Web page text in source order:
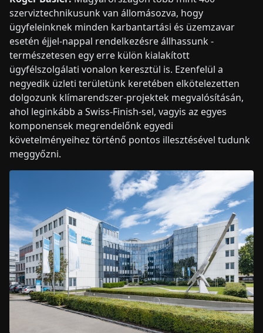
szerviztechnikusunk van állomásozva, hogy
ügyfeleinknek minden karbantartási és üzemzavar
esetén éjjel-nappal rendelkezésre állhassunk -
természetesen egy erre külön kialakított
ügyfélszolgálati vonalon keresztül is. Ezenfelül a
negyedik üzleti területünk keretében elkötelezetten
dolgozunk klímarendszer-projektek megvalósításán,
ahol leginkább a Swiss-Finish-sel, vagyis az egyes
komponensek megrendelőnk egyedi
követelményeihez történő pontos illesztésével tudunk
meggyőzni.